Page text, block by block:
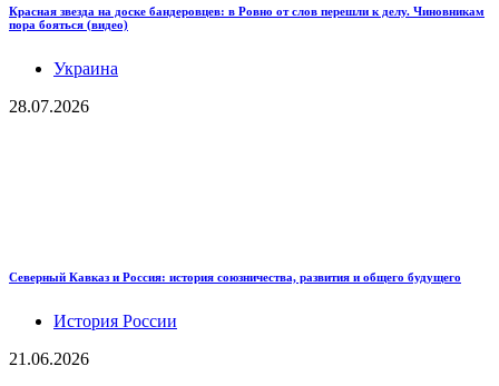
Красная звезда на доске бандеровцев: в Ровно от слов перешли к делу. Чиновникам
пора бояться (видео)
Украина
28.07.2026
Северный Кавказ и Россия: история союзничества, развития и общего будущего
История России
21.06.2026